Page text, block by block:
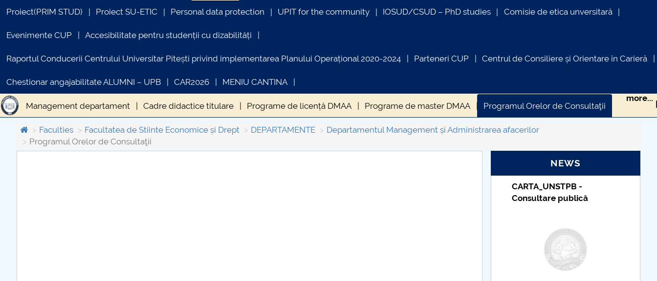
Proiect(PRIM STUD) Proiect SU-ETIC Personal data protection UPIT for the community IOSUD/CSUD – PhD studies Comisie de etica unversitară
Evenimente CUP Accesibilitate pentru studenții cu dizabilități
Raportul Conducerii Centrului Universitar Pitești privind implementarea Planului Operațional 2020-2024 Parteneri CUP Centrul de Consiliere și Orientare în Carieră
Chestionar angajabilitate ALUMNI – UPB CAR2026 MENIU CANTINA
Management departament Cadre didactice titulare Programe de licență DMAA Programe de master DMAA Programul Orelor de Consultaţii
Îndrumare ani studii Organizare practică Cercetare științifică
more...
Faculties Facultatea de Stiinte Economice și Drept DEPARTAMENTE
Departamentul Management și Administrarea afacerilor
Programul Orelor de Consultaţii
NEWS
Taxe de școlarizare
indexate – Centrul